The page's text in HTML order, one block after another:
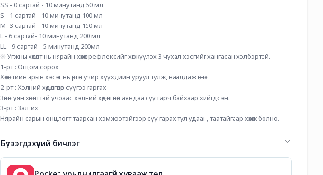
SS - 0 сартай - 10 минутанд 50 мл
S - 1 сартай - 10 минутанд 100 мл
M- 3 сартай - 10 минутанд 150 мл
L - 6 сартай- 10 минутанд 200 мл
LL - 9 сартай - 5 минутанд 200мл
※ Угжны хөхөлт нь нярайн хөхөх рефлексийг хөгжүүлэх 3 чухал хэсгийг хангасан хэлбэртэй.
1-рт : Огцом сорох
Хөхөлтийн арын хэсэг нь өргөн учир хүүхдийн уруул тулж, наалдаж өгнө.
2-рт : Хэлний хөдөлгөөнөөр сүүгээ гаргах
Зөөлөн уян хөхөлттэй учраас хэлний хөдөлгөөнөөр аяндаа сүү гарч байхаар хийгдсэн.
3-рт : Залгих
Нярайн сарын онцлогт таарсан хэмжээтэйгээр сүү гарах тул удаан, таатайгаар хөхөж болно.
Бүтээгдэхүүний бичлэг